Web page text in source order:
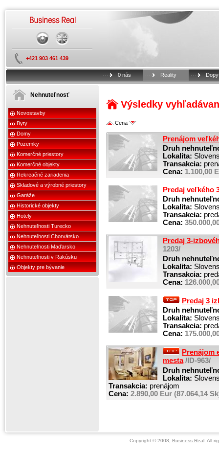
+421 903 461 439
0 nás Reality
Nehnuteľnosť
Novostavby
Byty
Domy
Pozemky
Komerčné priestory
Komerčné objekty
Rekreačné zariadenia
Skladové a výrobné priestory
Garáže
Historické objekty
Hotely
Nehnuteľnosti Turecko
Nehnuteľnosti Chorvátsko
Nehnuteľnosti Maďarsko
Nehnuteľnosti v Rakúsku
Objekty pre bývanie
Výsledky
Cena
Prenájom
Druh
Lokalita:
Transakcia:
Cena: 1.100,00
Predaj veľkého
Druh
Lokalita:
Transakcia:
Cena:
Predaj 3-
1203/
Druh
Lokalita:
Transakcia:
Cena:
Predaj 3
Druh
Lokalita:
Transakcia:
Cena:
Prenájom
mesta /ID-963/
Druh
Lokalita:
Transakcia: prenájom
Cena: 2.890,00 Eur (87.064,14
Copyright © 2008, Business Real. All